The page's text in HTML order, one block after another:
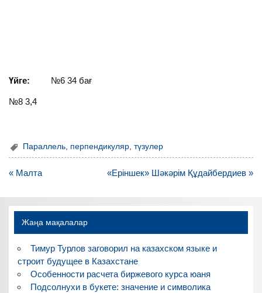
Үйге: №6 34 бағ
№8 3,4
Параллель перпендикуляр ,түзулер
Навигация
записям
« Малта «Еріншек» Шәкәрім Құдайбердиев »
Жаңа мақалалар
Тимур Турлов заговорил на казахском языке и
строит будущее в Казахстане
Особенности расчета биржевого курса юаня
Подсолнухи в букете: значение и символика